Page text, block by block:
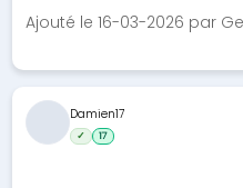
Ajouté le 16-03-2026 par
Damien17
✓ 17